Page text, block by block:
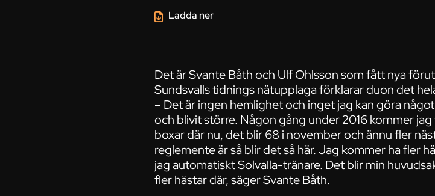
Det är Svante Båth och Ulf Ohlsson som fått nya
Sundsvalls tidnings nätupplaga förklarar duon det
– Det är ingen hemlighet och inget jag kan göra
och blivit större. Någon gång under 2016 kommer
boxar där nu, det blir 68 i november och ännu fler
reglemente är så blir det så här. Jag kommer ha fler
jag automatiskt Solvalla-tränare. Det blir min
fler hästar där, säger Svante Båth.
Ladda ner